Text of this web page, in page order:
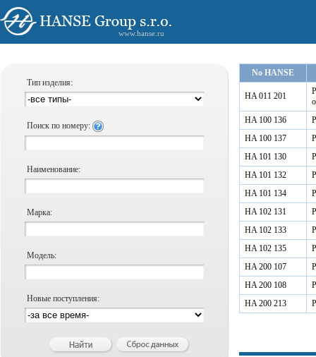
www.hanse.ru
Тип изделия:
Поиск по номеру:
Наименование:
Марка:
Модель:
Новые поступления:
No HANSE
HA 011 201
HA 100 136
HA 100 137
HA 101 130
HA 101 132
HA 101 134
HA 102 131
HA 102 133
HA 102 135
HA 200 107
HA 200 108
HA 200 213